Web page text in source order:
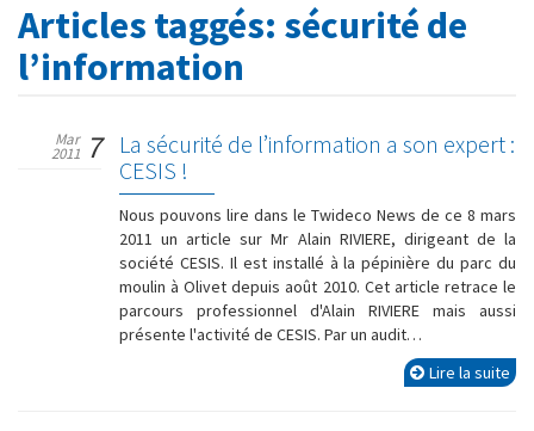
Articles taggés: sécurité de
l’information
La sécurité de l’information a son expert :
CESIS !
Mar
2011 7
Nous pouvons lire dans le Twideco News de ce 8 mars
2011 un article sur Mr Alain RIVIERE, dirigeant de la
société CESIS. Il est installé à la pépinière du parc du
moulin à Olivet depuis août 2010. Cet article retrace le
parcours professionnel d'Alain RIVIERE mais aussi
présente l'activité de CESIS. Par un audit…
Lire la suite